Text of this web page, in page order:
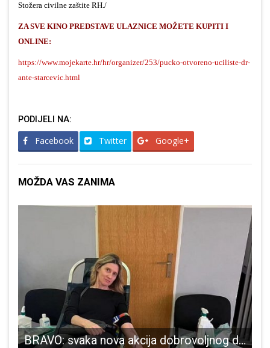
Stožera civilne zaštite RH./
ZA SVE KINO PREDSTAVE ULAZNICE MOŽETE KUPITI I
ONLINE:
https://www.mojekarte.hr/hr/organizer/253/pucko-otvoreno-uciliste-dr-
ante-starcevic.html
PODIJELI NA:
Facebook Twitter Google+
MOŽDA VAS ZANIMA
BRAVO: svaka nova akcija dobrovoljnog darivanja krvi u Gospiću je rekordna